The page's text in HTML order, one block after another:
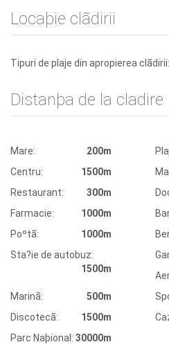
Locaþie clãdirii
Tipuri de plaje din apropierea
Distanþa de la cladire
Mare: 200m
Centru:
1500m
Restaurant:
300m
Farmacie:
1000m
Poºtã:
1000m
Sta?ie de autobuz:
1500m
Marinã:
500m
Discotecã:
1500m
Parc Naþional: 30000m